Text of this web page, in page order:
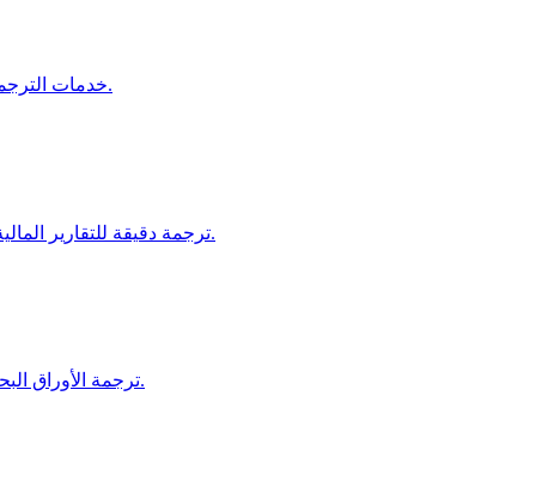
خدمات الترجمة الفنية والتنظيمية لقطاعات النفط والغاز والطاقة المتجددة.
ترجمة دقيقة للتقارير المالية، مستندات الاستثمار، ومواد البنوك لضمان الامتثال والوضوح.
ترجمة الأوراق البحثية، الأطروحات، والمقالات الأكاديمية للنشر والتوزيع العالمي.